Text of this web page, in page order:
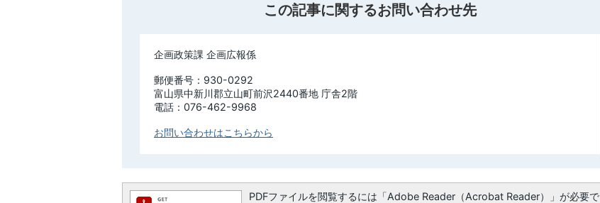
この記事に関するお問い合わせ先
企画政策課 企画広報係
郵便番号：930-0292
富山県中新川郡立山町前沢2440番地 庁舎2階
電話：076-462-9968
お問い合わせはこちらから
PDFファイルを閲覧するには「Adobe Reader（Acrobat Reader）」が必要で